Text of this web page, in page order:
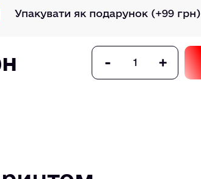
Упакувати як подарунок (+99 грн)
- +